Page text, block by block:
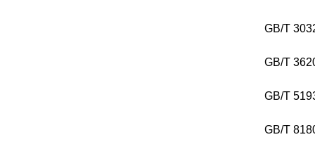
GB/T
GB/T
GB/T
GB/T